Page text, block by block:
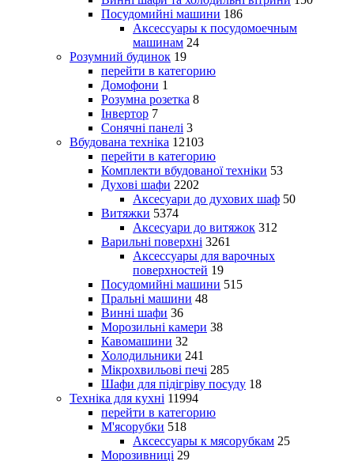
Посудомийні машини 186
Аксессуары к посудомоечным
машинам 24
Розумний будинок 19
перейти в категорию
Домофони 1
Розумна розетка 8
Інвертор 7
Сонячні панелі 3
Вбудована техніка 12103
перейти в категорию
Комплекти вбудованої техніки 53
Духові шафи 2202
Аксесуари до духових шаф 50
Витяжки 5374
Аксесуари до витяжок 312
Варильні поверхні 3261
Аксессуары для варочных
поверхностей 19
Посудомийні машини 515
Пральні машини 48
Винні шафи 36
Морозильні камери 38
Кавомашини 32
Холодильники 241
Мікрохвильові печі 285
Шафи для підігріву посуду 18
Техніка для кухні 11994
перейти в категорию
М'ясорубки 518
Аксессуары к мясорубкам 25
Морозивниці 29